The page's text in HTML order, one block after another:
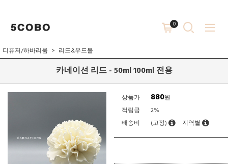
0
디퓨저/하바리움 리드&우드볼
카네이션 리드 - 50ml 100ml 전용
상품가 880원
적립금
2%
배송비
(고정) 지역별